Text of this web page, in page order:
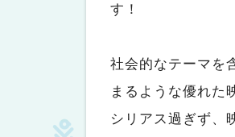
す！
社会的なテーマを
まるような優れた
シリアス過ぎず、